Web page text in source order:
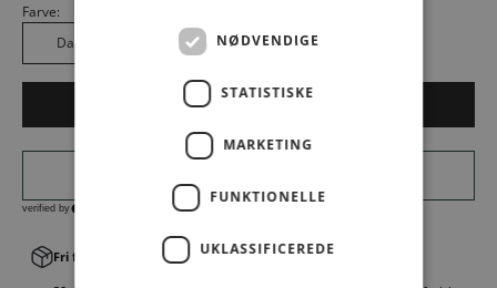
Farve:
Dark Brown DB
LÆG I KURV
Fri fragt v. køb over 499,00 kr.│Levering 1-3 hverdage
NØDVENDIGE
STATISTISKE
MARKETING
FUNKTIONELLE
UKLASSIFICEREDE